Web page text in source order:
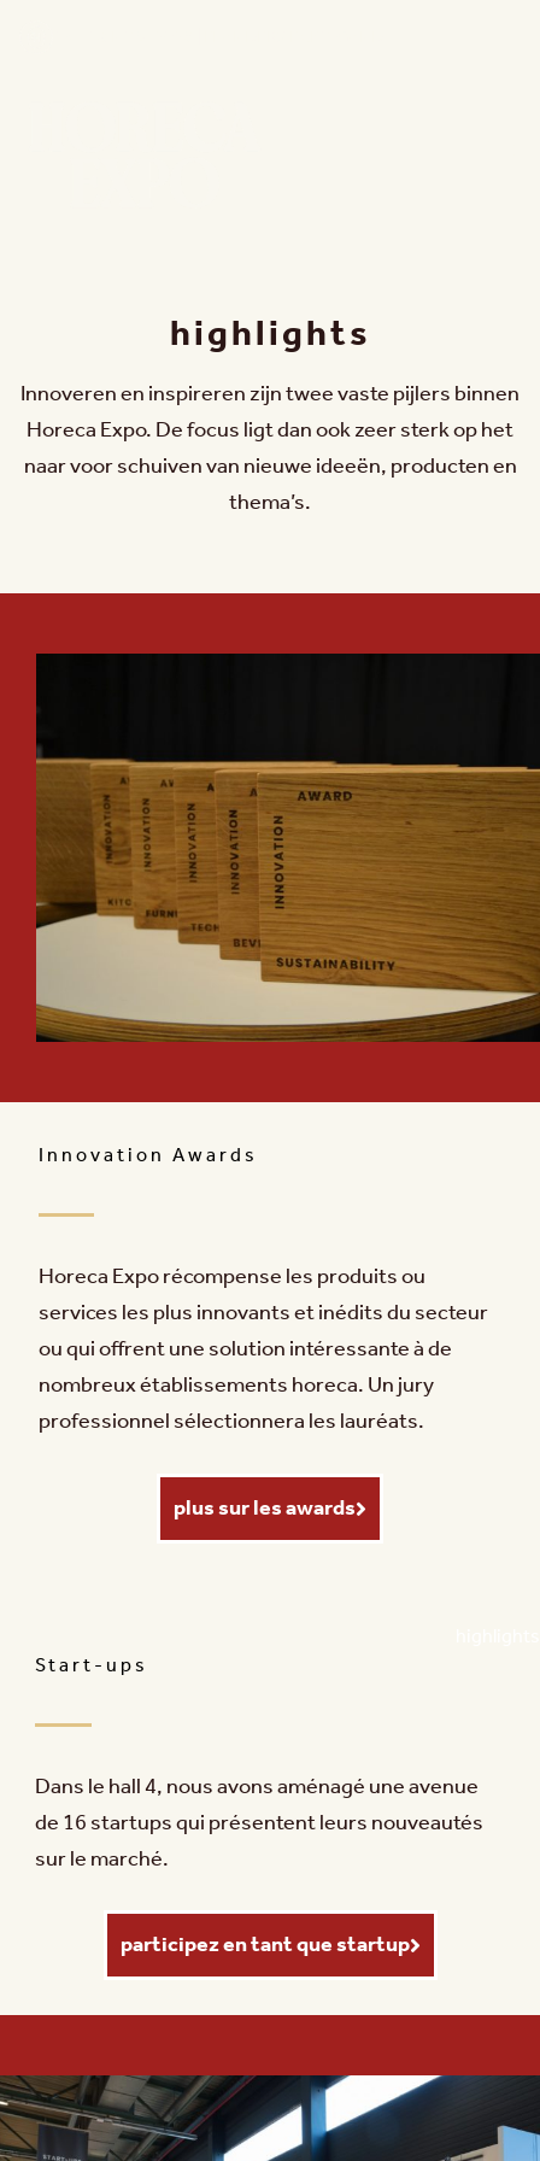
highlights
Innoveren en inspireren zijn twee vaste pijlers binnen
Horeca Expo. De focus ligt dan ook zeer sterk op het
naar voor schuiven van nieuwe ideeën, producten en
thema’s.
Innovation Awards
Horeca Expo récompense les produits ou
services les plus innovants et inédits du secteur
ou qui offrent une solution intéressante à de
nombreux établissements horeca. Un jury
professionnel sélectionnera les lauréats.
plus sur les awards
Start-ups
Dans le hall 4, nous avons aménagé une avenue
de 16 startups qui présentent leurs nouveautés
sur le marché.
participez en tant que startup